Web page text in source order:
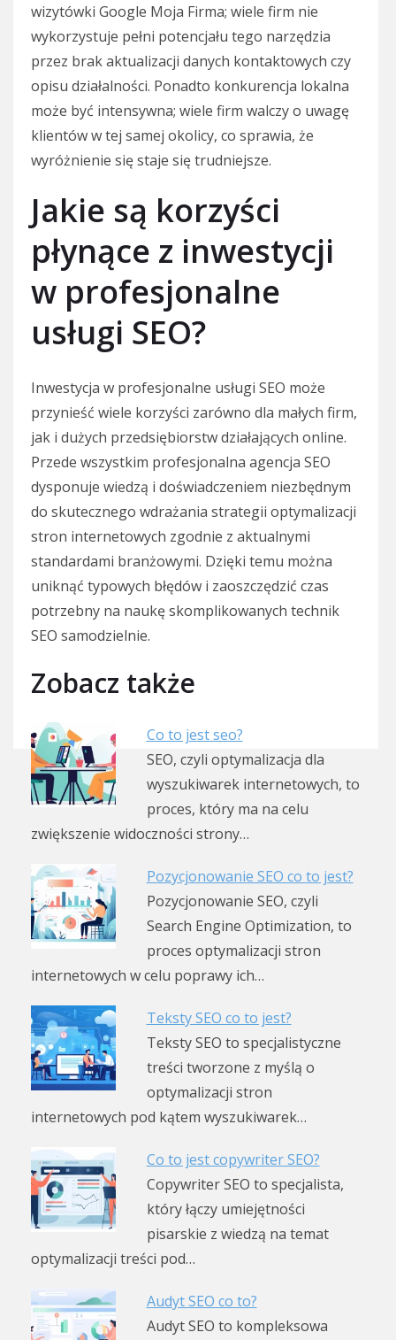
wizytówki Google Moja Firma; wiele firm nie
wykorzystuje pełni potencjału tego narzędzia
przez brak aktualizacji danych kontaktowych czy
opisu działalności. Ponadto konkurencja lokalna
może być intensywna; wiele firm walczy o uwagę
klientów w tej samej okolicy, co sprawia, że
wyróżnienie się staje się trudniejsze.
Jakie są korzyści
płynące z inwestycji
w profesjonalne
usługi SEO?
Inwestycja w profesjonalne usługi SEO może
przynieść wiele korzyści zarówno dla małych firm,
jak i dużych przedsiębiorstw działających online.
Przede wszystkim profesjonalna agencja SEO
dysponuje wiedzą i doświadczeniem niezbędnym
do skutecznego wdrażania strategii optymalizacji
stron internetowych zgodnie z aktualnymi
standardami branżowymi. Dzięki temu można
uniknąć typowych błędów i zaoszczędzić czas
potrzebny na naukę skomplikowanych technik
SEO samodzielnie.
Zobacz także
Co to jest seo?
SEO, czyli optymalizacja dla
wyszukiwarek internetowych, to
proces, który ma na celu
zwiększenie widoczności strony…
Pozycjonowanie SEO co to jest?
Pozycjonowanie SEO, czyli
Search Engine Optimization, to
proces optymalizacji stron
internetowych w celu poprawy ich…
Teksty SEO co to jest?
Teksty SEO to specjalistyczne
treści tworzone z myślą o
optymalizacji stron
internetowych pod kątem wyszukiwarek…
Co to jest copywriter SEO?
Copywriter SEO to specjalista,
który łączy umiejętności
pisarskie z wiedzą na temat
optymalizacji treści pod…
Audyt SEO co to?
Audyt SEO to kompleksowa